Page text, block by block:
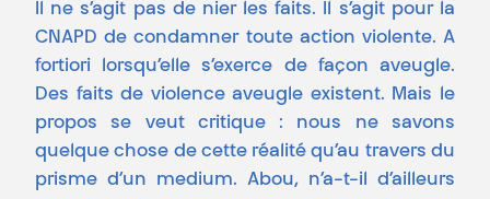
Il ne s’agit pas de nier les faits. Il s’agit pour la
CNAPD de condamner toute action violente. A
fortiori lorsqu’elle s’exerce de façon aveugle.
Des faits de violence aveugle existent. Mais le
propos se veut critique : nous ne savons
quelque chose de cette réalité qu’au travers du
prisme d’un medium. Abou, n’a-t-il d’ailleurs